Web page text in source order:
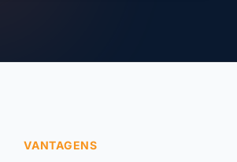
VANTAGENS